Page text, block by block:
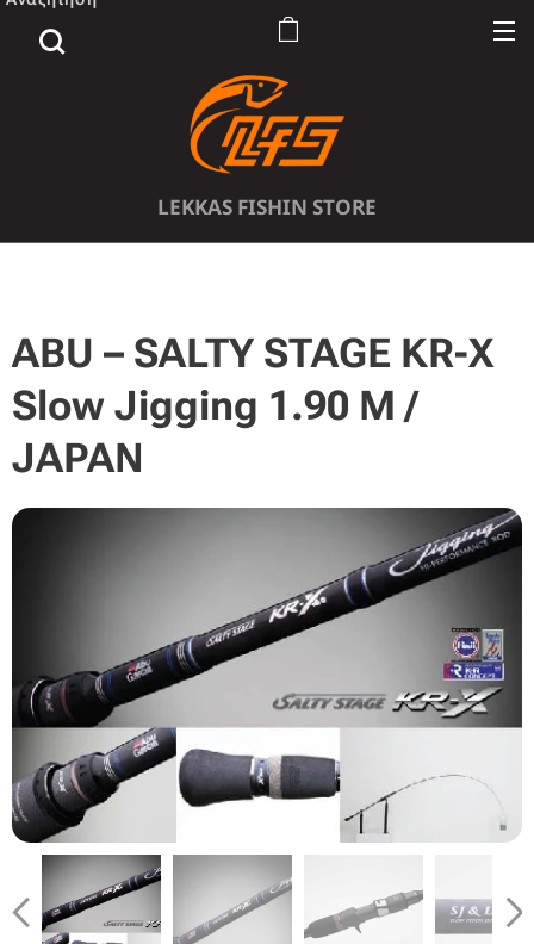
LEKKAS FISHIN STORE
ABU – SALTY STAGE KR-X
Slow Jigging 1.90 M /
JAPAN